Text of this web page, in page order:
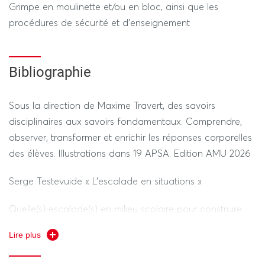
Pratique (60%) : niveau de compétence lors des
Théorie (40%) : DST (30 minutes)
---------------- SESSION 2 ----------------
REGIME STANDARD / DEROGATOIRE
Pratique (60%) : niveau de compétence lors des
Grimpe en moulinette et/ou en bloc, ainsi que les
procédures de sécurité et d’enseignement
Bibliographie
Sous la direction de Maxime Travert, des savoirs
disciplinaires aux savoirs fondamentaux. Comprendre,
observer, transformer et enrichir les réponses corporelles
des élèves. Illustrations dans 19 APSA. Edition AMU 2026
Serge Testevuide « L’escalade en situations »
Quelle(s) escalade(s) en milieu scolaire pour construire
Neulet, Legrand, Dossier Revue numérique EPS escalade-
Lire plus